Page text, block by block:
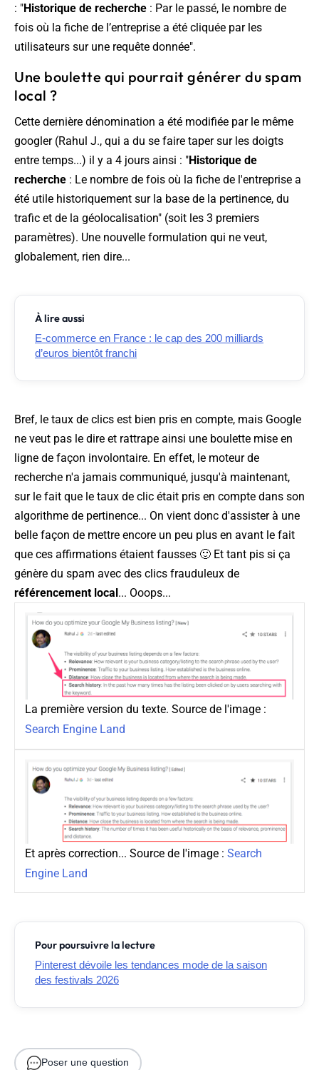
: "Historique de recherche : Par le passé, le nombre de
fois où la fiche de l’entreprise a été cliquée par les
utilisateurs sur une requête donnée".
Une boulette qui pourrait générer du spam
local ?
Cette dernière dénomination a été modifiée par le même
googler (Rahul J., qui a du se faire taper sur les doigts
entre temps...) il y a 4 jours ainsi : "Historique de
recherche : Le nombre de fois où la fiche de l'entreprise a
été utile historiquement sur la base de la pertinence, du
trafic et de la géolocalisation" (soit les 3 premiers
paramètres). Une nouvelle formulation qui ne veut,
globalement, rien dire...
À lire aussi
E-commerce en France : le cap des 200 milliards
d’euros bientôt franchi
Bref, le taux de clics est bien pris en compte, mais Google
ne veut pas le dire et rattrape ainsi une boulette mise en
ligne de façon involontaire. En effet, le moteur de
recherche n'a jamais communiqué, jusqu'à maintenant,
sur le fait que le taux de clic était pris en compte dans son
algorithme de pertinence... On vient donc d'assister à une
belle façon de mettre encore un peu plus en avant le fait
que ces affirmations étaient fausses 🙂 Et tant pis si ça
génère du spam avec des clics frauduleux de
référencement local ... Ooops...
La première version du texte. Source de l'image :
Search Engine Land
Et après correction... Source de l'image : Search
Engine Land
Pour poursuivre la lecture
Pinterest dévoile les tendances mode de la saison
des festivals 2026
Poser une question